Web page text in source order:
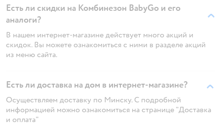
Есть ли скидки на Комбинезон BabyGo и его
аналоги?
В нашем интернет-магазине действует много акций и
скидок. Вы можете ознакомиться с ними в разделе акций
из меню сайта.
Есть ли доставка на дом в интернет-магазине?
Осуществляем доставку по Минску. С подробной
информацией можно ознакомиться на странице "Доставка
и оплата"